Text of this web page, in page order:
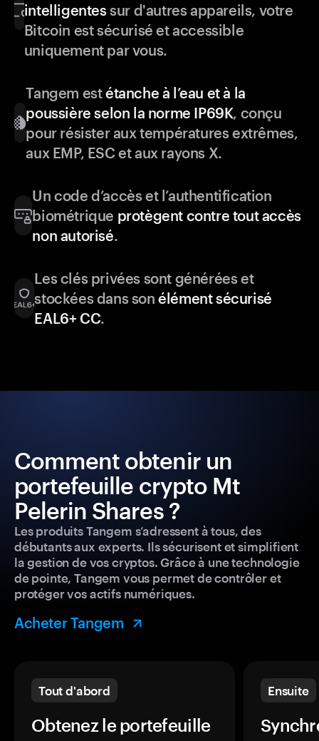
intelligentessur d'autres appareils, votre
Bitcoin est sécurisé et accessible
uniquement par vous.
Tangem estétanche à l’eau et à la
poussière selon la norme IP69K, conçu
pour résister aux températures extrêmes,
aux EMP, ESC et aux rayons X.
Un code d’accès et l’authentification
biométrique protègent contre tout accès
non autorisé.
Les clés privées sont générées et
stockées dans sonélément sécurisé
EAL6+ CC.
Comment obtenir un
portefeuille crypto Mt
Pelerin Shares ?
Les produits Tangem s’adressent à tous, des
débutants aux experts. Ils sécurisent et simplifient
la gestion de vos cryptos. Grâce à une technologie
de pointe, Tangem vous permet de contrôler et
protéger vos actifs numériques.
Acheter Tangem
Tout d'abord
Obtenez le portefeuille
Ensuite